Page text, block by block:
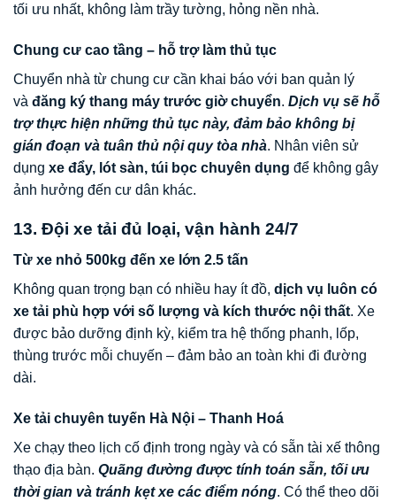
tối ưu nhất, không làm trầy tường, hỏng nền nhà.
Chung cư cao tầng – hỗ trợ làm thủ tục
Chuyển nhà từ chung cư cần khai báo với ban quản lý
và đăng ký thang máy trước giờ chuyển. Dịch vụ sẽ hỗ
trợ thực hiện những thủ tục này, đảm bảo không bị
gián đoạn và tuân thủ nội quy tòa nhà. Nhân viên sử
dụng xe đẩy, lót sàn, túi bọc chuyên dụng để không gây
ảnh hưởng đến cư dân khác.
13. Đội xe tải đủ loại, vận hành 24/7
Từ xe nhỏ 500kg đến xe lớn 2.5 tấn
Không quan trọng bạn có nhiều hay ít đồ, dịch vụ luôn có
xe tải phù hợp với số lượng và kích thước nội thất. Xe
được bảo dưỡng định kỳ, kiểm tra hệ thống phanh, lốp,
thùng trước mỗi chuyến – đảm bảo an toàn khi đi đường
dài.
Xe tải chuyên tuyến Hà Nội – Thanh Hoá
Xe chạy theo lịch cố định trong ngày và có sẵn tài xế thông
thạo địa bàn. Quãng đường được tính toán sẵn, tối ưu
thời gian và tránh kẹt xe các điểm nóng. Có thể theo dõi